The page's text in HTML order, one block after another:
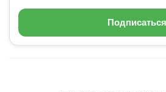
Подписаться